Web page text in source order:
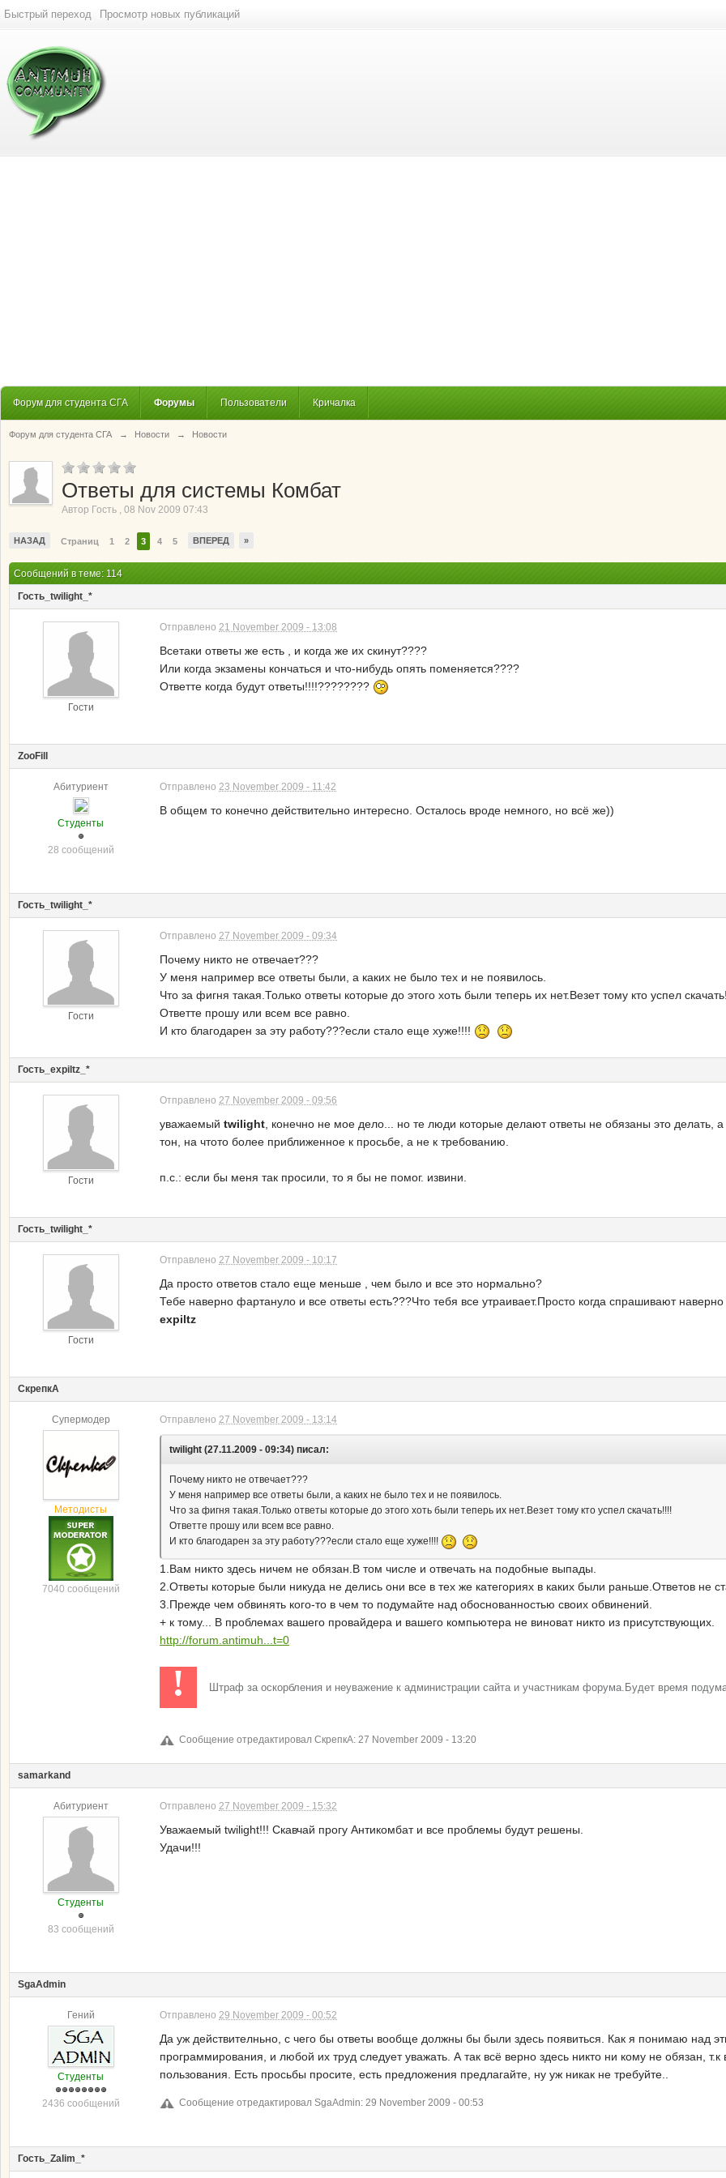
Быстрый переход Просмотр новых публикаций
Форум для студента СГА Форумы Пользователи Кричалка
Форум для студента СГА → Новости → Новости
Ответы для системы Комбат
Автор Гость , 08 Nov 2009 07:43
НАЗАД Страниц 1 2 3 4 5 ВПЕРЕД »
Сообщений в теме: 114
Гость_twilight_*
Гости
Отправлено 21 November 2009 - 13:08
Всетаки ответы же есть , и когда же их скинут????
Или когда экзамены кончаться и что-нибудь опять поменяется????
Ответте когда будут ответы!!!!????????
ZooFill
Абитуриент
Студенты
28 сообщений
Отправлено 23 November 2009 - 11:42
В общем то конечно действительно интересно. Осталось вроде немного, но всё же))
Гость_twilight_*
Гости
Отправлено 27 November 2009 - 09:34
Почему никто не отвечает???
У меня например все ответы были, а каких не было тех и не появилось.
Что за фигня такая.Только ответы которые до этого хоть были теперь их нет.Везет тому кто успел
Ответте прошу или всем все равно.
И кто благодарен за эту работу???если стало еще хуже!!!!
Гость_expiltz_*
Гости
Отправлено 27 November 2009 - 09:56
уважаемый twilight, конечно не мое дело... но те люди которые делают ответы не обязаны это делать,
тон, на чтото более приближенное к просьбе, а не к требованию.
п.с.: если бы меня так просили, то я бы не помог. извини.
Гость_twilight_*
Гости
Отправлено 27 November 2009 - 10:17
Да просто ответов стало еще меньше , чем было и все это нормально?
Тебе наверно фартануло и все ответы есть???Что тебя все утраивает.Просто когда спрашивают наверно
expiltz
СкрепкА
Супермодер
Методисты
7040 сообщений
Отправлено 27 November 2009 - 13:14
twilight (27.11.2009 - 09:34) писал:
Почему никто не отвечает???
У меня например все ответы были, а каких не было тех и не появилось.
Что за фигня такая.Только ответы которые до этого хоть были теперь их нет.Везет тому кто успел скачать!!!!
Ответте прошу или всем все равно.
И кто благодарен за эту работу???если стало еще хуже!!!!
1.Вам никто здесь ничем не обязан.В том числе и отвечать на подобные выпады.
2.Ответы которые были никуда не делись они все в тех же категориях в каких были раньше.Ответов не
3.Прежде чем обвинять кого-то в чем то подумайте над обоснованностью своих обвинений.
+ к тому... В проблемах вашего провайдера и вашего компьютера не виноват никто из присутствующих.
http://forum.antimuh...t=0
! Штраф за оскорбления и неуважение к администрации сайта и участникам форума.Будет время
Сообщение отредактировал СкрепкА: 27 November 2009 - 13:20
samarkand
Абитуриент
Студенты
83 сообщений
Отправлено 27 November 2009 - 15:32
Уважаемый twilight!!! Скавчай прогу Антикомбат и все проблемы будут решены.
Удачи!!!
SgaAdmin
Гений
Студенты
2436 сообщений
Отправлено 29 November 2009 - 00:52
Да уж действителньно, с чего бы ответы вообще должны бы были здесь появиться. Как я понимаю над
программирования, и любой их труд следует уважать. А так всё верно здесь никто ни кому не обязан,
пользования. Есть просьбы просите, есть предложения предлагайте, ну уж никак не требуйте..
Сообщение отредактировал SgaAdmin: 29 November 2009 - 00:53
Гость_Zalim_*